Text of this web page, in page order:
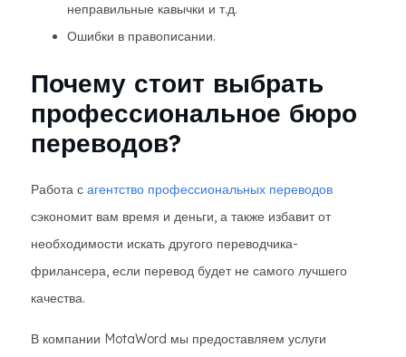
неправильные кавычки и т.д.
Ошибки в правописании.
Почему стоит выбрать
профессиональное бюро
переводов?
Работа с агентство профессиональных переводов
сэкономит вам время и деньги, а также избавит от
необходимости искать другого переводчика-
фрилансера, если перевод будет не самого лучшего
качества.
В компании MotaWord мы предоставляем услуги